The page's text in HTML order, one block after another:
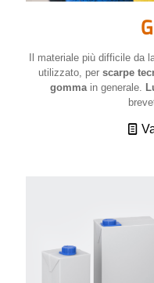
Il materiale più difficile da
utilizzato, per scarpe
gommain generale.